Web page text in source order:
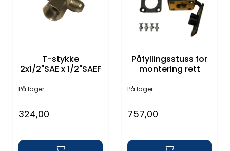
T-stykke
2x1/2"SAE x 1/2"SAEF
På lager
324,00
Påfyllingsstuss for
montering rett
På lager
757,00